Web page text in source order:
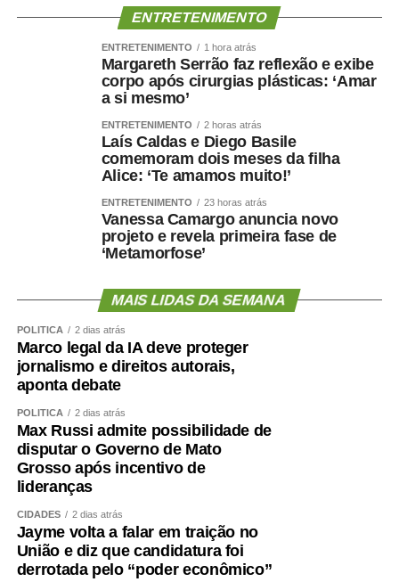
ENTRETENIMENTO
ENTRETENIMENTO 1 hora atrás
Margareth Serrão faz reflexão e exibe
corpo após cirurgias plásticas: ‘Amar
a si mesmo’
ENTRETENIMENTO 2 horas atrás
Laís Caldas e Diego Basile
comemoram dois meses da filha
Alice: ‘Te amamos muito!’
ENTRETENIMENTO 23 horas atrás
Vanessa Camargo anuncia novo
projeto e revela primeira fase de
‘Metamorfose’
MAIS LIDAS DA SEMANA
POLÍTICA 2 dias atrás
Marco legal da IA deve proteger
jornalismo e direitos autorais,
aponta debate
POLÍTICA 2 dias atrás
Max Russi admite possibilidade de
disputar o Governo de Mato
Grosso após incentivo de
lideranças
CIDADES 2 dias atrás
Jayme volta a falar em traição no
União e diz que candidatura foi
derrotada pelo “poder econômico”